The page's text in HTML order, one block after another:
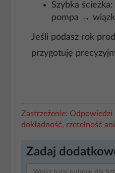
Szybka
pompa →
Jeśli podasz rok
przygotuję
Zastrzeżenie:
dokładność, rzetelność
Zadaj